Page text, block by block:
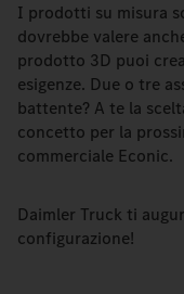
I prodotti su misura
dovrebbe valere
prodotto 3D puoi
esigenze. Due o tre
battente? A te la
concetto per la
commerciale Econic.
Daimler Truck ti
configurazione!